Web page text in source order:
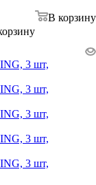
В корзину